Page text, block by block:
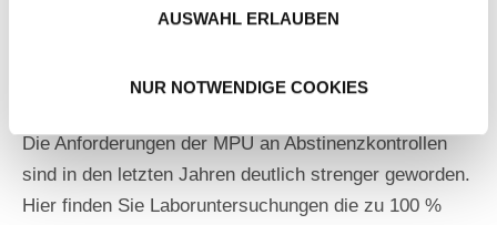
AUSWAHL ERLAUBEN
NUR NOTWENDIGE COOKIES
Laboruntersuchungen
(„Abstinenz-Check“, Haaranalysen, Drogen- und
Die Anforderungen der MPU an Abstinenzkontrollen
sind in den letzten Jahren deutlich strenger geworden.
Hier finden Sie Laboruntersuchungen die zu 100 %